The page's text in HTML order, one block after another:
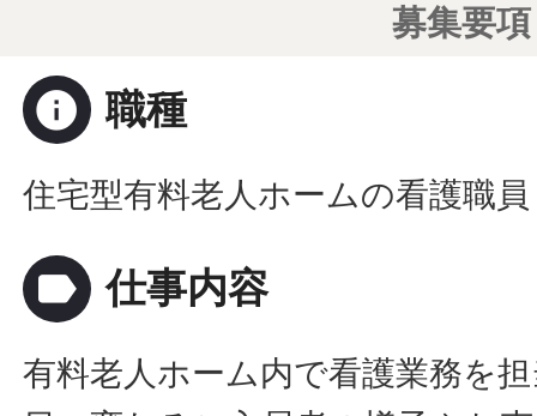
募集要項
info 職種
住宅型有料老人ホームの看護職員
label 仕事内容
有料老人ホーム内で看護業務を